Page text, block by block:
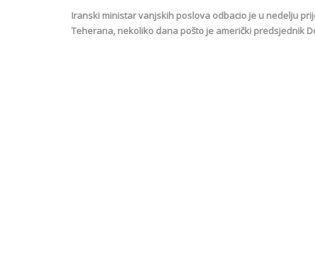
Iranski ministar vanjskih poslova odbacio je u nedelju
Teherana, nekoliko dana pošto je američki predsjednik